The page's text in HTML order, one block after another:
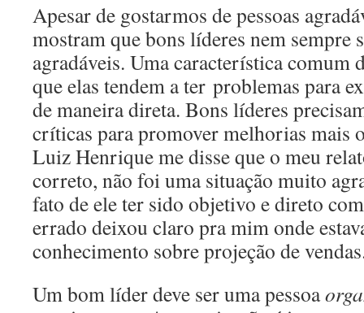
Apesar de gostarmos de pessoas
mostram que bons líderes nem sempre
agradáveis. Uma característica comum
que elas tendem a ter problemas para
de maneira direta. Bons líderes
críticas para promover melhorias mais
Luiz Henrique me disse que o meu
correto, não foi uma situação muito
fato de ele ter sido objetivo e direto
errado deixou claro pra mim onde
conhecimento sobre projeção de
Um bom líder deve ser uma pessoa